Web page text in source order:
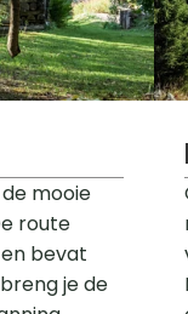
mooie
route
bevat
je de